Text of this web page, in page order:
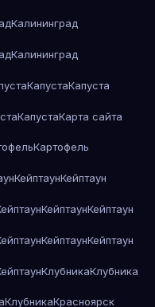
Калининград
Калининград
КапустаКапуста
КапустаКарта сайта
Картофель
КейптаунКейптаун
КейптаунКейптаун
КейптаунКейптаун
КлубникаКлубника
КлубникаКрасноярск